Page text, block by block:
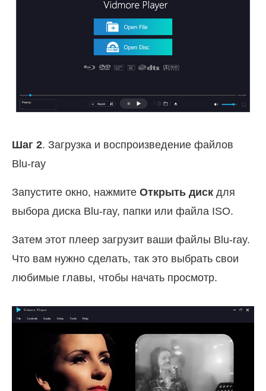
Шаг 2. Загрузка и воспроизведение файлов
Blu-ray
Запустите окно, нажмите Открыть диск для
выбора диска Blu-ray, папки или файла ISO.
Затем этот плеер загрузит ваши файлы Blu-ray.
Что вам нужно сделать, так это выбрать свои
любимые главы, чтобы начать просмотр.